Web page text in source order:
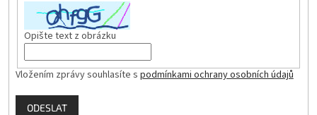
Opište text z obrázku
Vložením zprávy souhlasíte s podmínkami ochrany osobních údajů
ODESLAT